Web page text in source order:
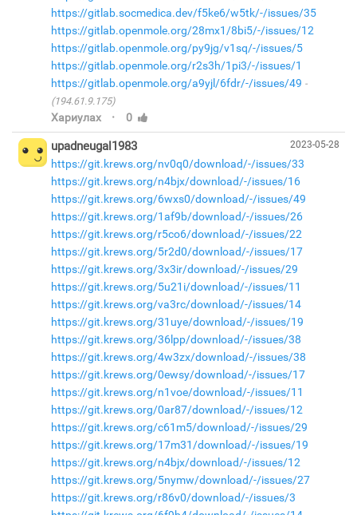
https://gitlab.socmedica.dev/f5ke6/w5tk/-/issues/35
https://gitlab.openmole.org/28mx1/8bi5/-/issues/12
https://gitlab.openmole.org/py9jg/v1sq/-/issues/5
https://gitlab.openmole.org/r2s3h/1pi3/-/issues/1
https://gitlab.openmole.org/a9yjl/6fdr/-/issues/49
(194.61.9.175)
Хариулах · 0
2023-05-28
upadneugal1983
https://git.krews.org/nv0q0/download/-/issues/33
https://git.krews.org/n4bjx/download/-/issues/16
https://git.krews.org/6wxs0/download/-/issues/49
https://git.krews.org/1af9b/download/-/issues/26
https://git.krews.org/r5co6/download/-/issues/22
https://git.krews.org/5r2d0/download/-/issues/17
https://git.krews.org/3x3ir/download/-/issues/29
https://git.krews.org/5u21i/download/-/issues/11
https://git.krews.org/va3rc/download/-/issues/14
https://git.krews.org/31uye/download/-/issues/19
https://git.krews.org/36lpp/download/-/issues/38
https://git.krews.org/4w3zx/download/-/issues/38
https://git.krews.org/0ewsy/download/-/issues/17
https://git.krews.org/n1voe/download/-/issues/11
https://git.krews.org/0ar87/download/-/issues/12
https://git.krews.org/c61m5/download/-/issues/29
https://git.krews.org/17m31/download/-/issues/19
https://git.krews.org/n4bjx/download/-/issues/12
https://git.krews.org/5nymw/download/-/issues/27
https://git.krews.org/r86v0/download/-/issues/3